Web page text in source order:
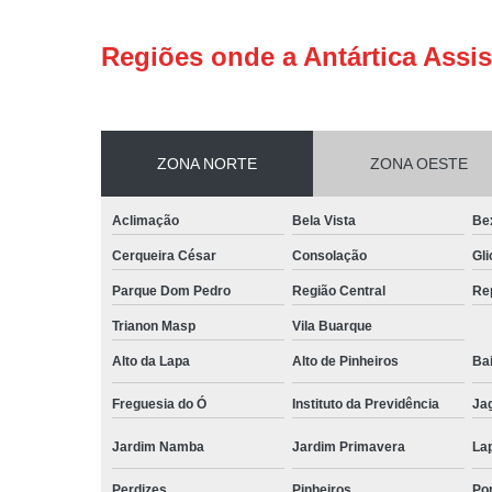
Regiões onde a Antártica
ZONA NORTE ZONA OESTE
Aclimação Bela Vista
Cerqueira César Consolação
Parque Dom Pedro Região Central
Trianon Masp Vila Buarque
Alto da Lapa Alto de Pinheiros
Freguesia do Ó Instituto da Previdência
Jardim Namba Jardim Primavera